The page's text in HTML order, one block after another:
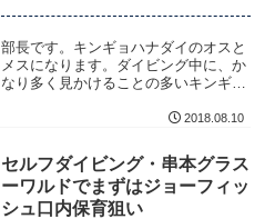
部長です。キンギョハナダイのオスと
メスになります。ダイビング中に、か
なり多く見かけることの多いキンギョ
2018.08.10
セルフダイビング・串本グラス
ーワルドでまずはジョーフィッ
シュ口内保育狙い